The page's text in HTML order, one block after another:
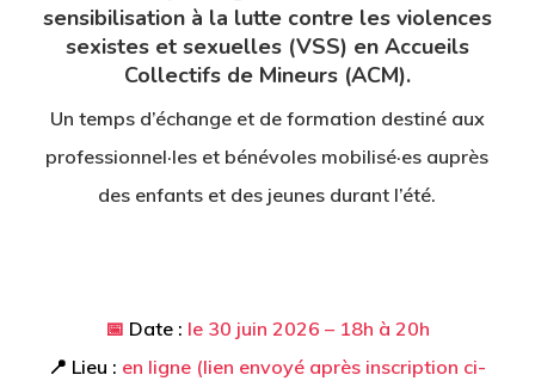
sensibilisation à la lutte contre les violences
sexistes et sexuelles (VSS) en Accueils
Collectifs de Mineurs (ACM).
Un temps d’échange et de formation destiné aux
professionnel·les et bénévoles mobilisé·es auprès
des enfants et des jeunes durant l’été.
📅 Date : le 30 juin 2026 – 18h à 20h
📍 Lieu : en ligne (lien envoyé après inscription ci-